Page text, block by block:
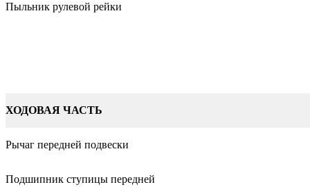
Пыльник рулевой рейки
ХОДОВАЯ ЧАСТЬ
Рычаг передней подвески
Подшипник ступицы передней